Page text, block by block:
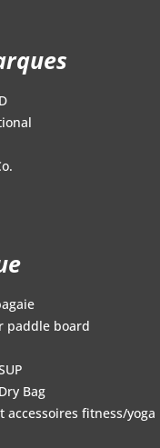
paddle board
Bag
accessoires fitness/yoga